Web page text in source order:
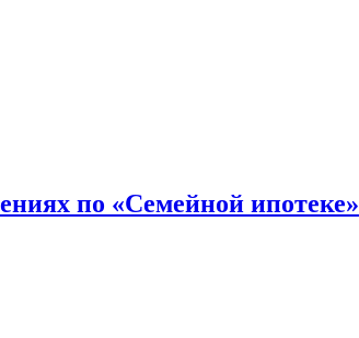
по «Семейной ипотеке»